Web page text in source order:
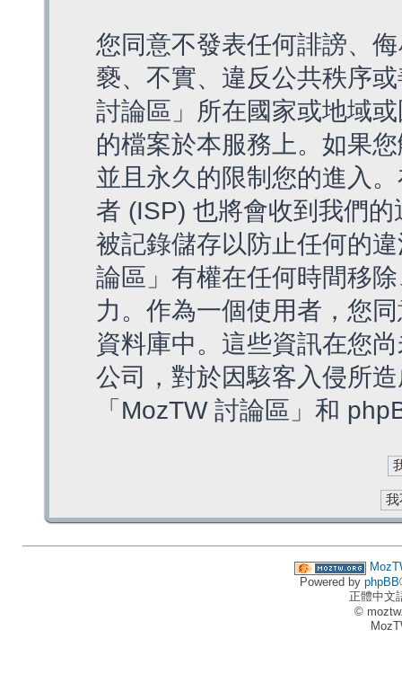
您同意不發表任何誹謗、
褻、不實、違反公共秩序
討論區」所在國家或地域
的檔案於本服務上。如果
並且永久的限制您的進入
者 (ISP) 也將會收到我們
被記錄儲存以防止任何的
論區」有權在任何時間移
力。作為一個使用者，您
資料庫中。這些資訊在您
公司，對於因駭客入侵所
「MozTW 討論區」和
Powered by phpBB
正體中文
©